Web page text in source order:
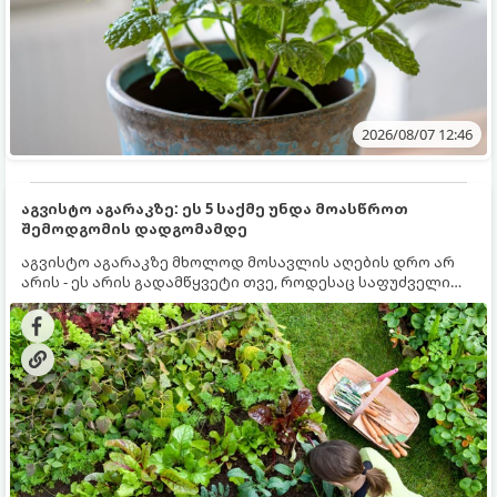
2026/08/07 12:46
აგვისტო აგარაკზე: ეს 5 საქმე უნდა მოასწროთ
შემოდგომის დადგომამდე
აგვისტო აგარაკზე მხოლოდ მოსავლის აღების დრო არ
არის - ეს არის გადამწყვეტი თვე, როდესაც საფუძველი
ეყრება მომავალი წლის მოსავალს და ბაღი მზადდება
შემოდგომა-ზამთრის სეზონისთვის. იმისათვის, რომ
ნიადაგმა ენერგია აღიდგინოს, ხოლო მცენარეებმა
ზამთარს გაუძლონ, აგვისტოს ბოლომდე 5
მნიშვნელოვანი საქმის გაკეთება უნდა მოასწროთ: